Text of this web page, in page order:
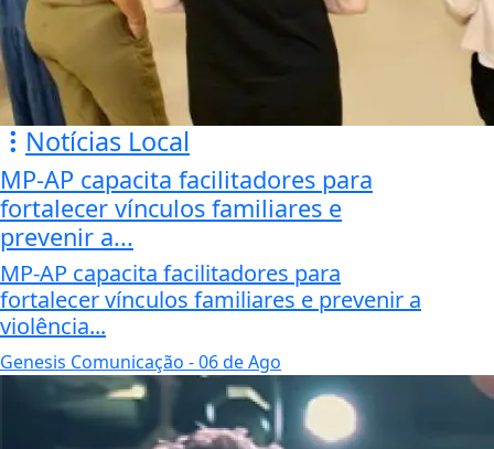
Notícias Local
MP-AP capacita facilitadores para
fortalecer vínculos familiares e
prevenir a...
MP-AP capacita facilitadores para
fortalecer vínculos familiares e prevenir a
violência...
Genesis Comunicação - 06 de Ago